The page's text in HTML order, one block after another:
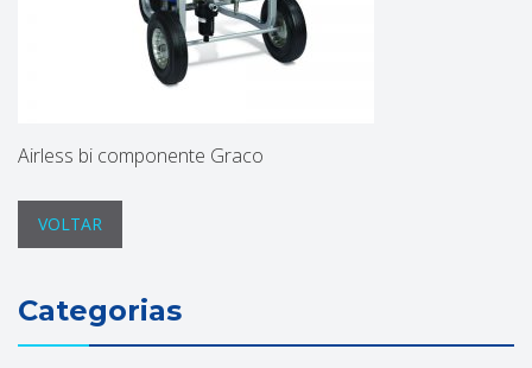
Airless bi componente Graco
VOLTAR
Categorias